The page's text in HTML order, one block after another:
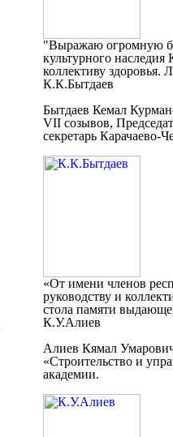
"Выражаю огромную
культурного
коллективу
К.К.Бытдаев
Бытдаев Кемал
VII созывов,
секретарь Карачаево-
«От имени членов
руководству и
стола памяти
К.У.Алиев
Алиев Кямал
«Строительство и
академии.